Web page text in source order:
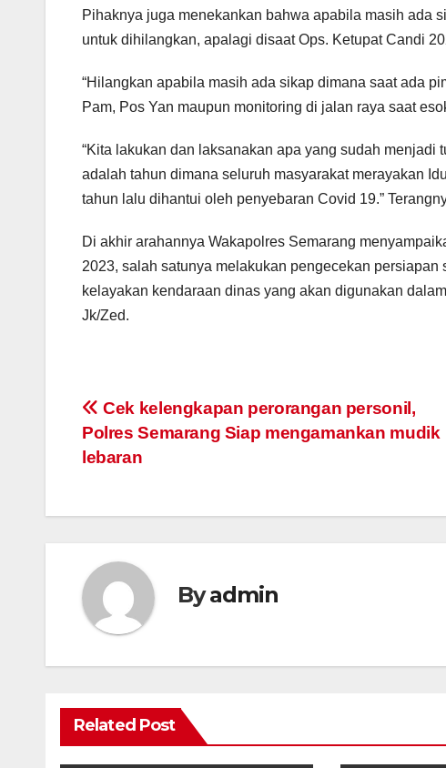
Pihaknya juga menekankan bahwa apabila masih ada
untuk dihilangkan, apalagi disaat Ops. Ketupat Candi
“Hilangkan apabila masih ada sikap dimana saat ada
Pam, Pos Yan maupun monitoring di jalan raya saat
“Kita lakukan dan laksanakan apa yang sudah
adalah tahun dimana seluruh masyarakat merayakan
tahun lalu dihantui oleh penyebaran Covid 19.”
Di akhir arahannya Wakapolres Semarang
2023, salah satunya melakukan pengecekan
kelayakan kendaraan dinas yang akan digunakan
Jk/Zed.
Post
navigation
Cek kelengkapan perorangan personil,
Polres Semarang Siap mengamankan mudik
lebaran
Byadmin
Related Post